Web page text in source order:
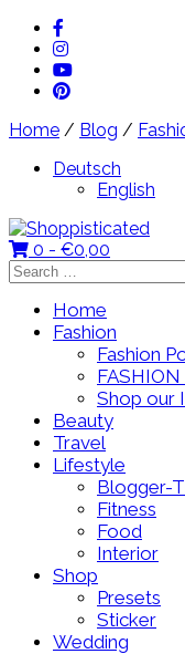
Home / Blog /
Deutsch
English
0 - €0,00
Search
for:
Home
Fashion
Fashion
FASHION
Shop our
Beauty
Travel
Lifestyle
Blogger-
Fitness
Food
Interior
Shop
Presets
Sticker
Wedding